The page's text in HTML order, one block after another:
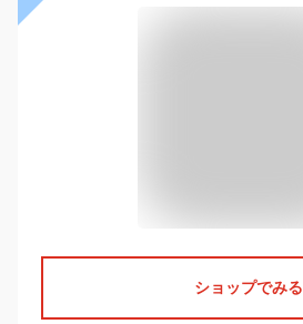
ショップでみる